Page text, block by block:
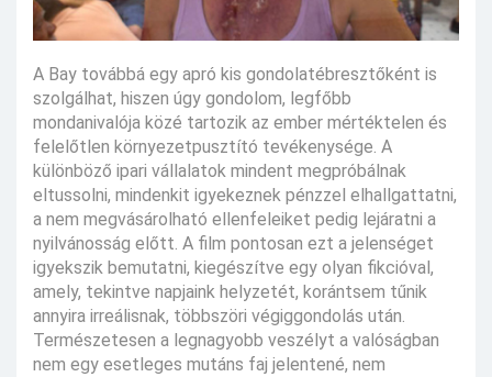
A Bay továbbá egy apró kis gondolatébresztőként is
szolgálhat, hiszen úgy gondolom, legfőbb
mondanivalója közé tartozik az ember mértéktelen és
felelőtlen környezetpusztító tevékenysége. A
különböző ipari vállalatok mindent megpróbálnak
eltussolni, mindenkit igyekeznek pénzzel elhallgattatni,
a nem megvásárolható ellenfeleiket pedig lejáratni a
nyilvánosság előtt. A film pontosan ezt a jelenséget
igyekszik bemutatni, kiegészítve egy olyan fikcióval,
amely, tekintve napjaink helyzetét, korántsem tűnik
annyira irreálisnak, többszöri végiggondolás után.
Természetesen a legnagyobb veszélyt a valóságban
nem egy esetleges mutáns faj jelentené, nem